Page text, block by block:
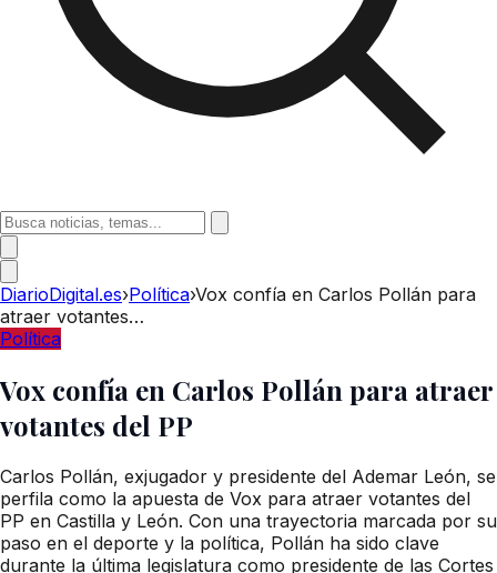
DiarioDigital.es›Política›Vox confía en Carlos Pollán para
atraer votantes…
Política
Vox confía en Carlos Pollán para atraer
votantes del PP
Carlos Pollán, exjugador y presidente del Ademar León, se
perfila como la apuesta de Vox para atraer votantes del
PP en Castilla y León. Con una trayectoria marcada por su
paso en el deporte y la política, Pollán ha sido clave
durante la última legislatura como presidente de las Cortes